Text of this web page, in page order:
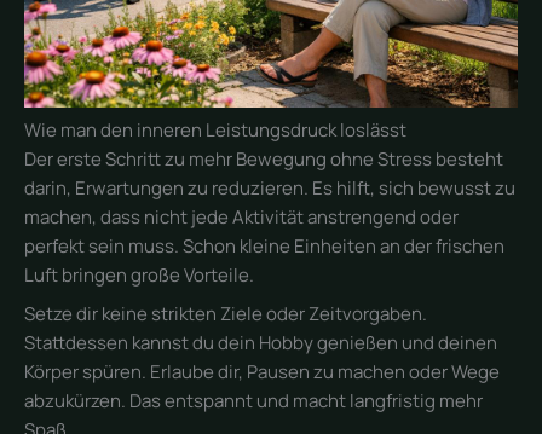
Wie man den inneren Leistungsdruck loslässt
Der erste Schritt zu mehr Bewegung ohne Stress besteht
darin, Erwartungen zu reduzieren. Es hilft, sich bewusst zu
machen, dass nicht jede Aktivität anstrengend oder
perfekt sein muss. Schon kleine Einheiten an der frischen
Luft bringen große Vorteile.
Setze dir keine strikten Ziele oder Zeitvorgaben.
Stattdessen kannst du dein Hobby genießen und deinen
Körper spüren. Erlaube dir, Pausen zu machen oder Wege
abzukürzen. Das entspannt und macht langfristig mehr